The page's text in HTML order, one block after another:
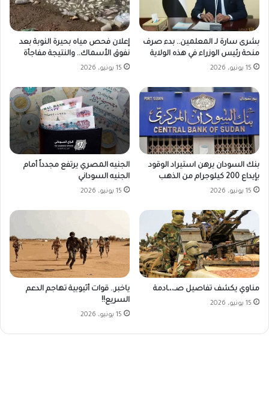
بشرى سارة لـ المعلمين.. بدء صرف
منحة رئيس الوزراء في هذه الولاية
15 يونيو، 2026
إعلان فحص مياه بحيرة النوبة بعد
نفوق الأسماك.. والنتيجة مفاجأة
15 يونيو، 2026
بنك السودان يرهن استيراد الوقود
بإيداع 200 كيلوجرام من الذهب
15 يونيو، 2026
الجنيه المصري يرتفع مجدداً أمام
الجنيه السوداني
15 يونيو، 2026
مناوي يكشف تفاصيل صـ،،ـادمة
15 يونيو، 2026
ياخبر.. قوات أثيوبية تهاجم الدعم
السريع!!
15 يونيو، 2026